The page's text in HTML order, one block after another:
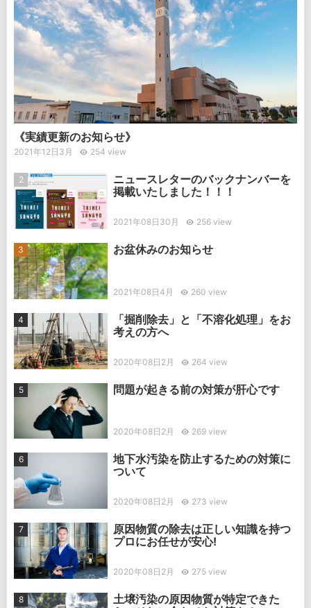
《実績更新のお知らせ》
2021年12日3月 254 view
ニュースレターのバックナンバーを
掲載いたしました！！！
2021年08日30月 256 view
お盆休みのお知らせ
2021年08日4月 260 view
「掘削除去」と「不溶化処理」をお
考えの方へ
2020年08日2月 264 view
問題が起きる前の対策が肝心です
2020年08日2月 269 view
地下水汚染を防止するための対策に
ついて
2020年08日2月 273 view
原因物質の除去は正しい知識を持つ
プロにお任せが安心!
2020年08日2月 275 view
土壌汚染の原因物質が特定できた